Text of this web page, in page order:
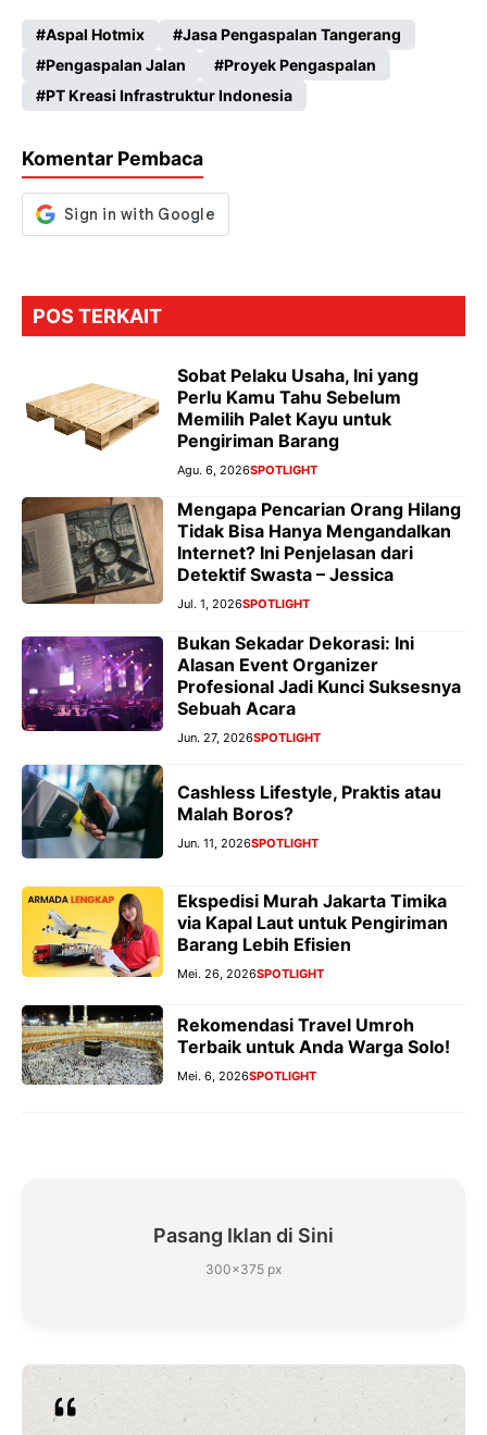
b
o
o
k
ts
A
p
gr
a
m
se
n
g
er
Aspal Hotmix
Jasa Pengaspalan Tangerang
Pengaspalan Jalan
Proyek Pengaspalan
PT Kreasi Infrastruktur Indonesia
Komentar Pembaca
POS TERKAIT
Sobat Pelaku Usaha, Ini yang
Perlu Kamu Tahu Sebelum
Memilih Palet Kayu untuk
Pengiriman Barang
Agu. 6, 2026SPOTLIGHT
Mengapa Pencarian Orang Hilang
Tidak Bisa Hanya Mengandalkan
Internet? Ini Penjelasan dari
Detektif Swasta – Jessica
Jul. 1, 2026SPOTLIGHT
Bukan Sekadar Dekorasi: Ini
Alasan Event Organizer
Profesional Jadi Kunci Suksesnya
Sebuah Acara
Jun. 27, 2026SPOTLIGHT
Cashless Lifestyle, Praktis atau
Malah Boros?
Jun. 11, 2026SPOTLIGHT
Ekspedisi Murah Jakarta Timika
via Kapal Laut untuk Pengiriman
Barang Lebih Efisien
Mei. 26, 2026SPOTLIGHT
Rekomendasi Travel Umroh
Terbaik untuk Anda Warga Solo!
Mei. 6, 2026SPOTLIGHT
Pasang Iklan di Sini
300×375 px